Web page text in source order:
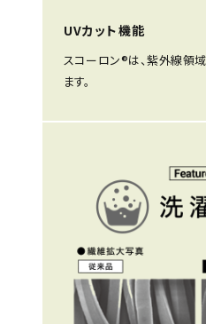
UVカット機能
スコーロン®は、紫外線領
ます。